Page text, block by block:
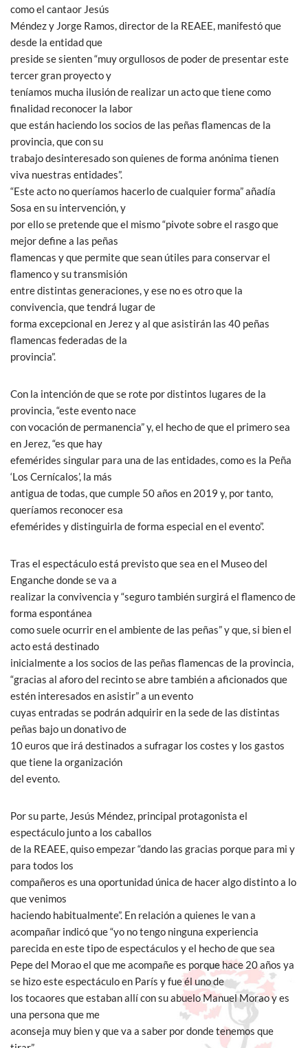
como el cantaor Jesús
Méndez y Jorge Ramos, director de la REAEE, manifestó que
desde la entidad que
preside se sienten “muy orgullosos de poder de presentar este
tercer gran proyecto y
teníamos mucha ilusión de realizar un acto que tiene como
finalidad reconocer la labor
que están haciendo los socios de las peñas flamencas de la
provincia, que con su
trabajo desinteresado son quienes de forma anónima tienen
viva nuestras entidades”.
“Este acto no queríamos hacerlo de cualquier forma” añadía
Sosa en su intervención, y
por ello se pretende que el mismo “pivote sobre el rasgo que
mejor define a las peñas
flamencas y que permite que sean útiles para conservar el
flamenco y su transmisión
entre distintas generaciones, y ese no es otro que la
convivencia, que tendrá lugar de
forma excepcional en Jerez y al que asistirán las 40 peñas
flamencas federadas de la
provincia”.
Con la intención de que se rote por distintos lugares de la
provincia, “este evento nace
con vocación de permanencia” y, el hecho de que el primero sea
en Jerez, “es que hay
efemérides singular para una de las entidades, como es la Peña
‘Los Cernícalos’, la más
antigua de todas, que cumple 50 años en 2019 y, por tanto,
queríamos reconocer esa
efemérides y distinguirla de forma especial en el evento”.
Tras el espectáculo está previsto que sea en el Museo del
Enganche donde se va a
realizar la convivencia y “seguro también surgirá el flamenco de
forma espontánea
como suele ocurrir en el ambiente de las peñas” y que, si bien el
acto está destinado
inicialmente a los socios de las peñas flamencas de la provincia,
“gracias al aforo del recinto se abre también a aficionados que
estén interesados en asistir” a un evento
cuyas entradas se podrán adquirir en la sede de las distintas
peñas bajo un donativo de
10 euros que irá destinados a sufragar los costes y los gastos
que tiene la organización
del evento.
Por su parte, Jesús Méndez, principal protagonista el
espectáculo junto a los caballos
de la REAEE, quiso empezar “dando las gracias porque para mi y
para todos los
compañeros es una oportunidad única de hacer algo distinto a lo
que venimos
haciendo habitualmente”. En relación a quienes le van a
acompañar indicó que “yo no tengo ninguna experiencia
parecida en este tipo de espectáculos y el hecho de que sea
Pepe del Morao el que me acompañe es porque hace 20 años ya
se hizo este espectáculo en París y fue él uno de
los tocaores que estaban allí con su abuelo Manuel Morao y es
una persona que me
aconseja muy bien y que va a saber por donde tenemos que